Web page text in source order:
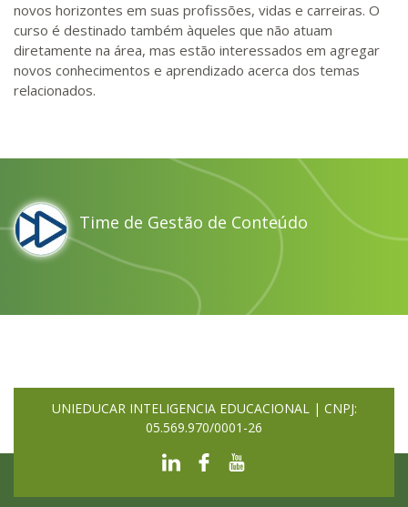
novos horizontes em suas profissões, vidas e carreiras. O
curso é destinado também àqueles que não atuam
diretamente na área, mas estão interessados em agregar
novos conhecimentos e aprendizado acerca dos temas
relacionados.
Time de Gestão de Conteúdo
UNIEDUCAR INTELIGENCIA EDUCACIONAL | CNPJ:
05.569.970/0001-26